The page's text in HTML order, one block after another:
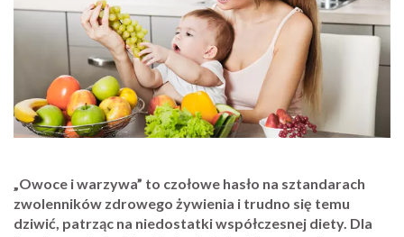
„Owoce i warzywa” to czołowe hasło na sztandarach
zwolenników zdrowego żywienia i trudno się temu
dziwić, patrząc na niedostatki współczesnej diety. Dla